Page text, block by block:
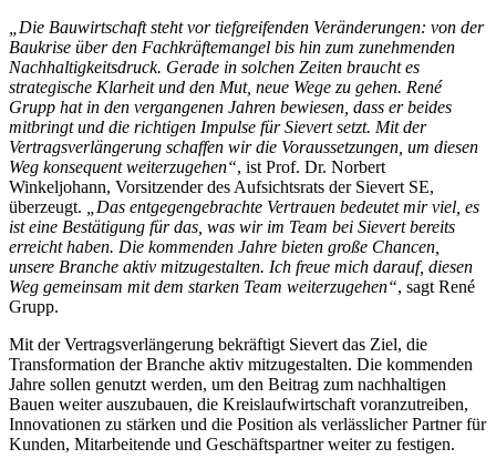
„Die Bauwirtschaft steht vor tiefgreifenden Veränderungen: von der
Baukrise über den Fachkräftemangel bis hin zum zunehmenden
Nachhaltigkeitsdruck. Gerade in solchen Zeiten braucht es
strategische Klarheit und den Mut, neue Wege zu gehen. René
Grupp hat in den vergangenen Jahren bewiesen, dass er beides
mitbringt und die richtigen Impulse für Sievert setzt. Mit der
Vertragsverlängerung schaffen wir die Voraussetzungen, um diesen
Weg konsequent weiterzugehen“, ist Prof. Dr. Norbert
Winkeljohann, Vorsitzender des Aufsichtsrats der Sievert SE,
überzeugt.
„Das entgegengebrachte Vertrauen bedeutet mir viel, es
ist eine Bestätigung für das, was wir im Team bei Sievert bereits
erreicht haben. Die kommenden Jahre bieten große Chancen,
unsere Branche aktiv mitzugestalten. Ich freue mich darauf, diesen
Weg gemeinsam mit dem starken Team weiterzugehen“, sagt René
Grupp.
Mit der Vertragsverlängerung bekräftigt Sievert das Ziel, die
Transformation der Branche aktiv mitzugestalten. Die kommenden
Jahre sollen genutzt werden, um den Beitrag zum nachhaltigen
Bauen weiter auszubauen, die Kreislaufwirtschaft voranzutreiben,
Innovationen zu stärken und die Position als verlässlicher Partner für
Kunden, Mitarbeitende und Geschäftspartner weiter zu festigen.